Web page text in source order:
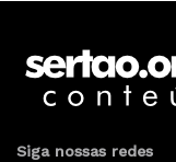
Siga nossas redes